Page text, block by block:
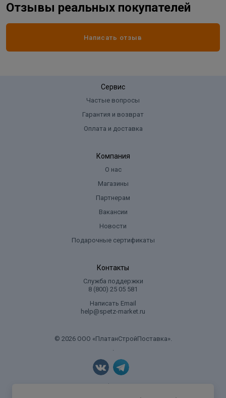
Отзывы реальных покупателей
Написать отзыв
Сервис
Частые вопросы
Гарантия и возврат
Оплата и доставка
Компания
О нас
Магазины
Партнерам
Вакансии
Новости
Подарочные сертификаты
Контакты
Служба поддержки
8 (800) 25 05 581
Написать Email
help@spetz-market.ru
© 2026 ООО «ПлатанСтройПоставка».
.
Политика конфиденциальности